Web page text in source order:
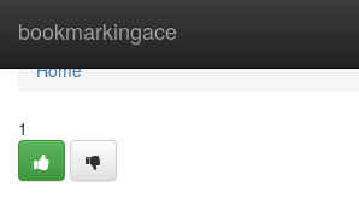
bookmarkingace
Home
Home
1